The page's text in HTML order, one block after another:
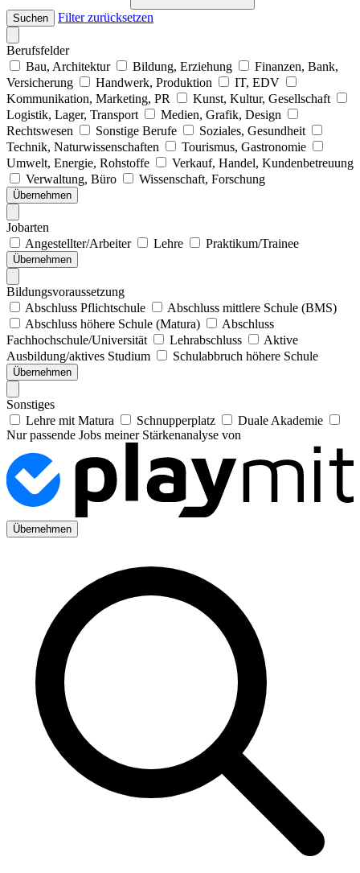
Suchen Filter zurücksetzen
Berufsfelder
Bau, Architektur
Bildung, Erziehung
Finanzen, Bank,
Versicherung
Handwerk, Produktion
IT, EDV
Kommunikation, Marketing, PR
Kunst, Kultur, Gesellschaft
Logistik, Lager, Transport
Medien, Grafik, Design
Rechtswesen
Sonstige Berufe
Soziales, Gesundheit
Technik, Naturwissenschaften
Tourismus, Gastronomie
Umwelt, Energie, Rohstoffe
Verkauf, Handel, Kundenbetreuung
Verwaltung, Büro
Wissenschaft, Forschung
Übernehmen
Jobarten
Angestellter/Arbeiter
Lehre Praktikum/Trainee
Übernehmen
Bildungsvoraussetzung
Abschluss Pflichtschule
Abschluss mittlere Schule (BMS)
Abschluss höhere Schule (Matura)
Abschluss
Fachhochschule/Universität
Lehrabschluss
Aktive
Ausbildung/aktives Studium
Schulabbruch höhere Schule
Übernehmen
Sonstiges
Lehre mit Matura
Schnupperplatz
Duale Akademie
Nur passende Jobs meiner Stärkenanalyse von
Übernehmen